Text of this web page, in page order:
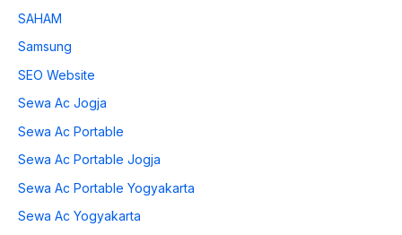
SAHAM
Samsung
SEO Website
Sewa Ac Jogja
Sewa Ac Portable
Sewa Ac Portable Jogja
Sewa Ac Portable Yogyakarta
Sewa Ac Yogyakarta